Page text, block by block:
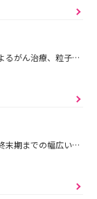
【特徴】陽子線・重粒子線によるがん治療、粒子線・化学療法など併用療法、治療後の相談機能（電話）による経過観察システム
【特徴】急性期から回復期、終末期までの幅広い医療の提供、救急医療提供体制の充実、 地域医療を担う人材の育成、地域における周産期医療の提供